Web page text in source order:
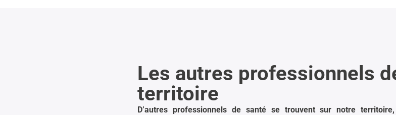
Les autres professionnels
territoire
D’autres professionnels de santé se trouvent sur notre